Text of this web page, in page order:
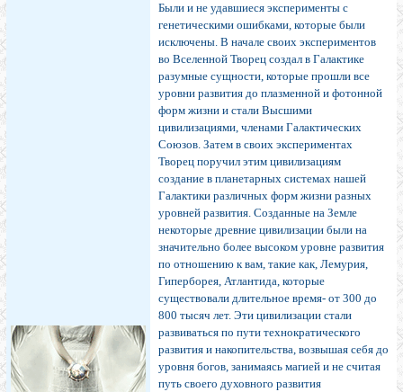
Были и не удавшиеся эксперименты с
генетическими ошибками, которые были
исключены. В начале своих экспериментов
во Вселенной Творец создал в Галактике
разумные сущности, которые прошли все
уровни развития до плазменной и фотонной
форм жизни и стали Высшими
цивилизациями, членами Галактических
Союзов. Затем в своих экспериментах
Творец поручил этим цивилизациям
создание в планетарных системах нашей
Галактики различных форм жизни разных
уровней развития. Созданные на Земле
некоторые древние цивилизации были на
значительно более высоком уровне развития
по отношению к вам, такие как, Лемурия,
Гиперборея, Атлантида, которые
существовали длительное время- от 300 до
800 тысяч лет. Эти цивилизации стали
развиваться по пути технократического
развития и накопительства, возвышая себя до
уровня богов, занимаясь магией и не считая
путь своего духовного развития